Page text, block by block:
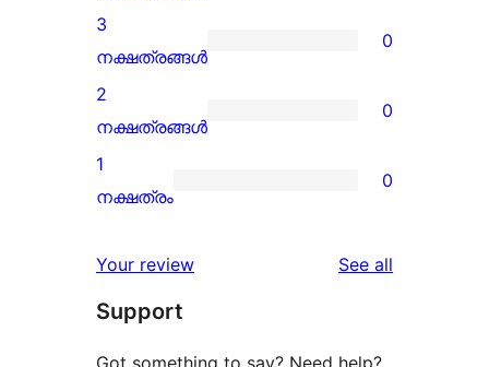
reviews
4-
star
reviews
0
3-
star
reviews
3
നക്ഷത്രങ്ങൾ
0
0
2-
star
2
നക്ഷത്രങ്ങൾ
0
0
star
1
നക്ഷത്രം
0
Your review See all
Support